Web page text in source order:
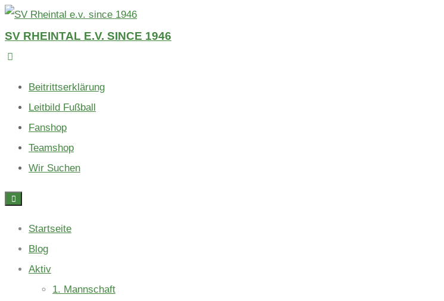
Skip
to
content
SV RHEINTAL E.V. SINCE 1946
Beitrittserklärung
Leitbild Fußball
Fanshop
Teamshop
Wir Suchen
Startseite
Blog
Aktiv
1. Mannschaft